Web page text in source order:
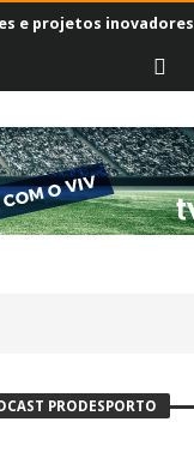
e projetos inovadores
PRODESPORTO